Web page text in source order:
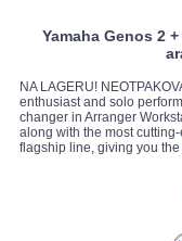
Yamaha Genos 2
NA LAGERU!
enthusiast and solo
changer in Arranger
along with the most
flagship line, giving you